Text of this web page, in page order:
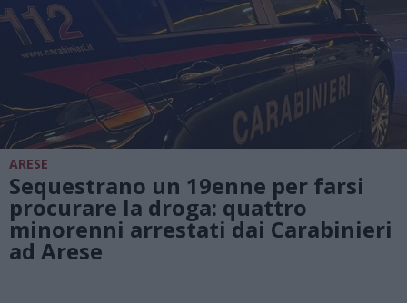
ARESE
Sequestrano un 19enne per farsi
procurare la droga: quattro
minorenni arrestati dai Carabinieri
ad Arese